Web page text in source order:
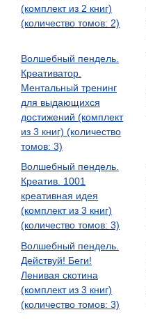
(комплект из 2 книг)
(количество томов: 2)
Волшебный пендель.
Креативатор.
Ментальный тренинг
для выдающихся
достижений (комплект
из 3 книг) (количество
томов: 3)
Волшебный пендель.
Креатив. 1001
креативная идея
(комплект из 3 книг)
(количество томов: 3)
Волшебный пендель.
Действуй! Беги!
Ленивая скотина
(комплект из 3 книг)
(количество томов: 3)